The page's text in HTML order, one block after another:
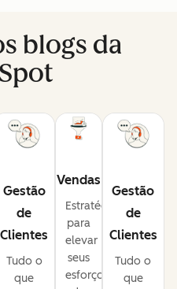
blogs da
Gestão
de
Clientes
Tudo o
que
Vendas
Estratégias
para
elevar
seus
esforços
Gestão
de
Clientes
Tudo o
que